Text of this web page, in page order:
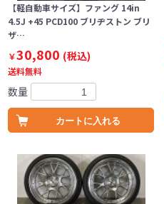
【軽自動車サイズ】ファング 14in
4.5J +45 PCD100 ブリヂストン ブリ
ザ…
￥30,800 (税込)
送料無料
数量
カートに入れる